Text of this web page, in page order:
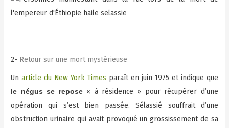
2- Retour sur une mort mystérieuse
Unarticle du New York Times paraît en juin 1975 et indique que
le négus se repose« à résidence » pour récupérer d’une
opération qui s’est bien passée. Sélassié souffrait d’une
obstruction urinaire qui avait provoqué un grossissement de sa